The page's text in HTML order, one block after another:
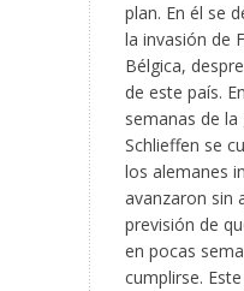
plan. En él se
la invasión de
Bélgica,
de este país.
semanas de la
Schlieffen se
los alemanes
avanzaron sin
previsión de
en pocas
cumplirse.